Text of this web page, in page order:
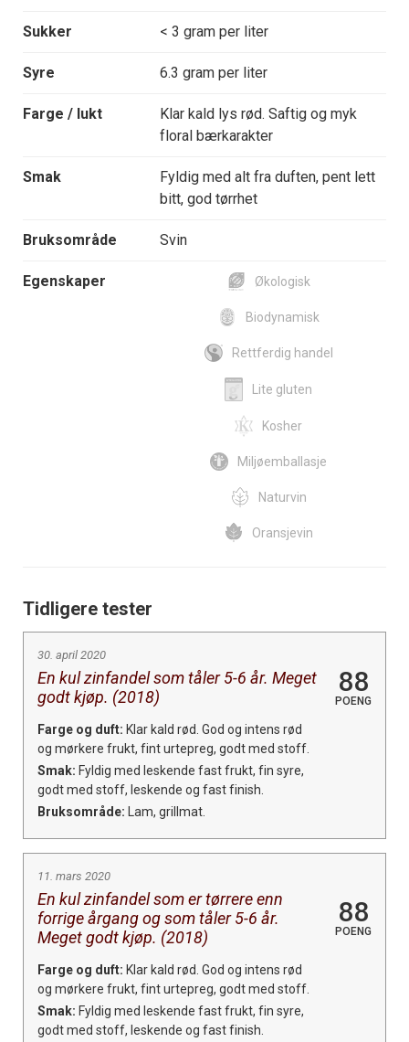
Sukker < 3 gram per liter
Syre 6.3 gram per liter
Farge / lukt
Klar kald lys rød. Saftig og myk
floral bærkarakter
Smak
Fyldig med alt fra duften, pent lett
bitt, god tørrhet
Bruksområde Svin
Egenskaper Økologisk
Biodynamisk
Rettferdig handel
Lite gluten
Kosher
Miljøemballasje
Naturvin
Oransjevin
Tidligere tester
30. april 2020
En kul zinfandel som tåler 5-6 år. Meget
godt kjøp. (2018)
88
POENG
Farge og duft: Klar kald rød. God og intens rød
og mørkere frukt, fint urtepreg, godt med stoff.
Smak: Fyldig med leskende fast frukt, fin syre,
godt med stoff, leskende og fast finish.
Bruksområde: Lam, grillmat.
11. mars 2020
En kul zinfandel som er tørrere enn
forrige årgang og som tåler 5-6 år.
Meget godt kjøp. (2018)
88
POENG
Farge og duft: Klar kald rød. God og intens rød
og mørkere frukt, fint urtepreg, godt med stoff.
Smak: Fyldig med leskende fast frukt, fin syre,
godt med stoff, leskende og fast finish.